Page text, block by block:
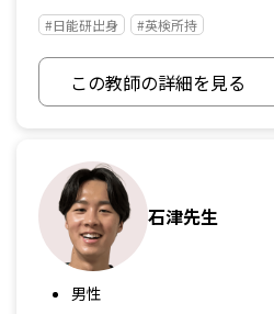
#日能研出身 #英検所持
この教師の詳細を見る
石津先生
男性